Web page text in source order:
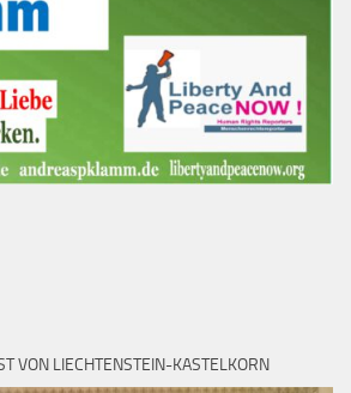
VON LIECHTENSTEIN-KASTELKORN